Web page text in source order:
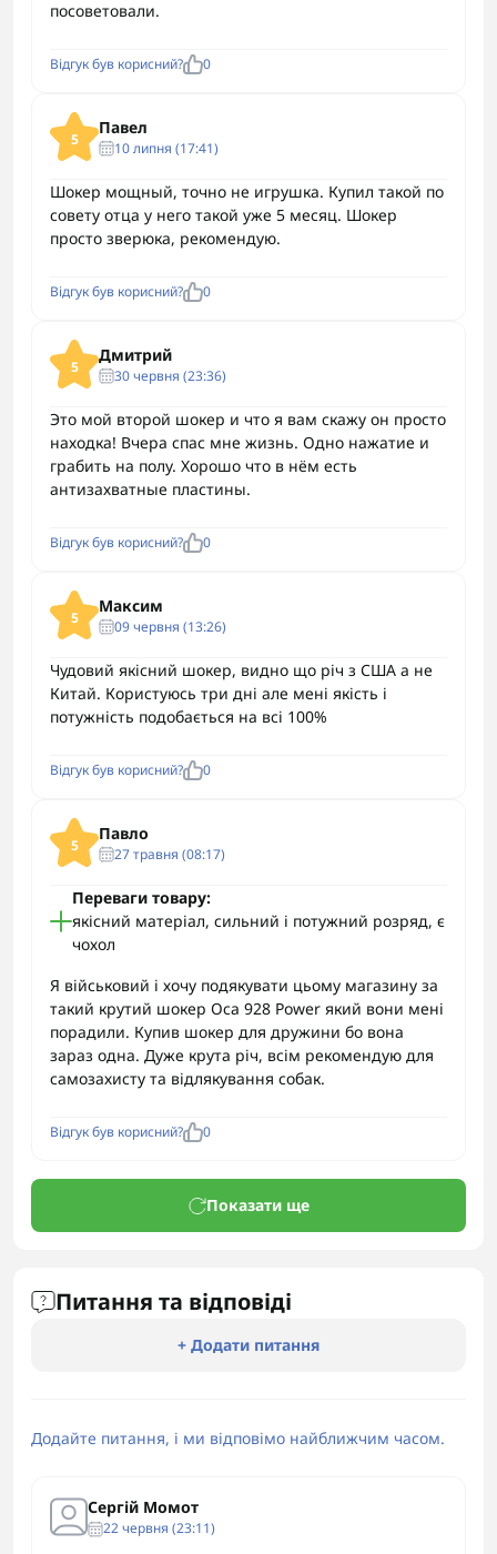
посоветовали.
Відгук був корисний? 0
5
Павел
10 липня (17:41)
Шокер мощный, точно не игрушка. Купил такой по
совету отца у него такой уже 5 месяц. Шокер
просто зверюка, рекомендую.
Відгук був корисний? 0
5
Дмитрий
30 червня (23:36)
Это мой второй шокер и что я вам скажу он просто
находка! Вчера спас мне жизнь. Одно нажатие и
грабить на полу. Хорошо что в нём есть
антизахватные пластины.
Відгук був корисний? 0
5
Максим
09 червня (13:26)
Чудовий якісний шокер, видно що річ з США а не
Китай. Користуюсь три дні але мені якість і
потужність подобається на всі 100%
Відгук був корисний? 0
5
Павло
27 травня (08:17)
Переваги товару:
якісний матеріал, сильний і потужний розряд, є
чохол
Я військовий і хочу подякувати цьому магазину за
такий крутий шокер Оса 928 Power який вони мені
порадили. Купив шокер для дружини бо вона
зараз одна. Дуже крута річ, всім рекомендую для
самозахисту та відлякування собак.
Відгук був корисний? 0
Показати ще
Питання та відповіді
+ Додати питання
Додайте питання, і ми відповімо найближчим часом.
Сергій Момот
22 червня (23:11)